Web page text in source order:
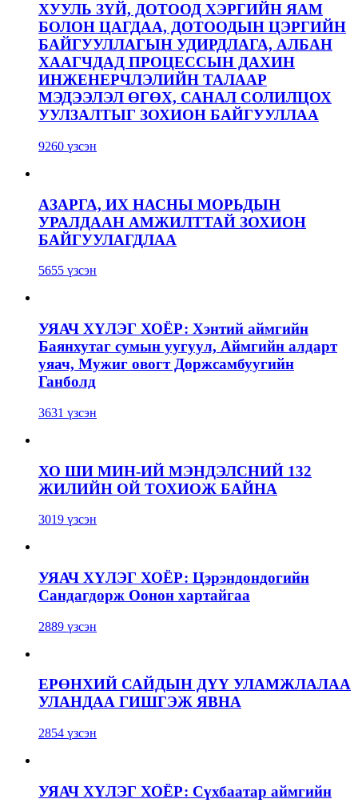
ХУУЛЬ ЗҮЙ, ДОТООД ХЭРГИЙН ЯАМ
БОЛОН ЦАГДАА, ДОТООДЫН ЦЭРГИЙН
БАЙГУУЛЛАГЫН УДИРДЛАГА, АЛБАН
ХААГЧДАД ПРОЦЕССЫН ДАХИН
ИНЖЕНЕРЧЛЭЛИЙН ТАЛААР
МЭДЭЭЛЭЛ ӨГӨХ, САНАЛ СОЛИЛЦОХ
УУЛЗАЛТЫГ ЗОХИОН БАЙГУУЛЛАА
9260 үзсэн
АЗАРГА, ИХ НАСНЫ МОРЬДЫН
УРАЛДААН АМЖИЛТТАЙ ЗОХИОН
БАЙГУУЛАГДЛАА
5655 үзсэн
УЯАЧ ХҮЛЭГ ХОЁР: Хэнтий аймгийн
Баянхутаг сумын уугуул, Аймгийн алдарт
уяач, Мужиг овогт Доржсамбуугийн
Ганболд
3631 үзсэн
ХО ШИ МИН-ИЙ МЭНДЭЛСНИЙ 132
ЖИЛИЙН ОЙ ТОХИОЖ БАЙНА
3019 үзсэн
УЯАЧ ХҮЛЭГ ХОЁР: Цэрэндондогийн
Сандагдорж Оонон хартайгаа
2889 үзсэн
ЕРӨНХИЙ САЙДЫН ДҮҮ УЛАМЖЛАЛАА
УЛАНДАА ГИШГЭЖ ЯВНА
2854 үзсэн
УЯАЧ ХҮЛЭГ ХОЁР: Сүхбаатар аймгийн